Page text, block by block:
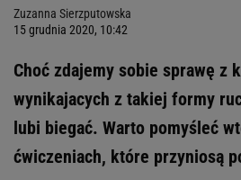
Zuzanna Sierzputowska
15 grudnia 2020, 10:42
Choć zdajemy sobie sprawę z
wynikajacych z takiej formy
lubi biegać. Warto pomyśleć
ćwiczeniach, które przyniosą